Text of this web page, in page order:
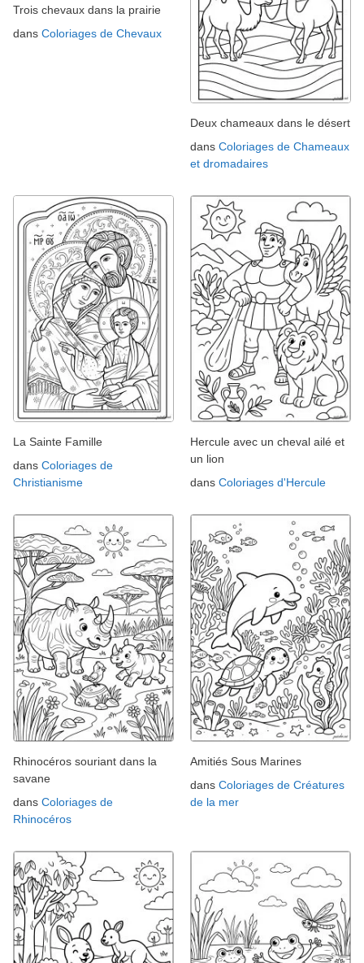
Trois chevaux dans la prairie
dans Coloriages de Chevaux
Deux chameaux dans le désert
dans Coloriages de Chameaux
et dromadaires
La Sainte Famille
dans Coloriages de
Christianisme
Hercule avec un cheval ailé et
un lion
dans Coloriages d'Hercule
Rhinocéros souriant dans la
savane
dans Coloriages de
Rhinocéros
Amitiés Sous Marines
dans Coloriages de Créatures
de la mer